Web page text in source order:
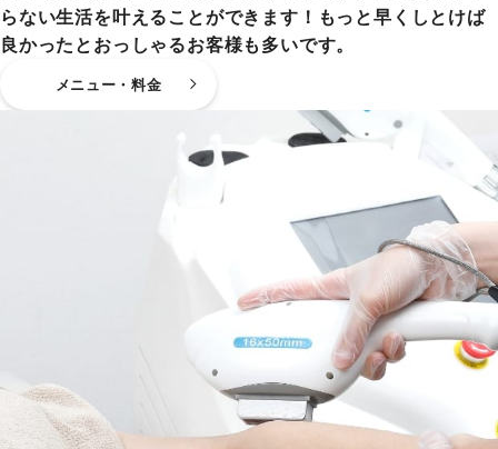
らない生活を叶えることができます！もっと早くしとけば
良かったとおっしゃるお客様も多いです。
メニュー・料金